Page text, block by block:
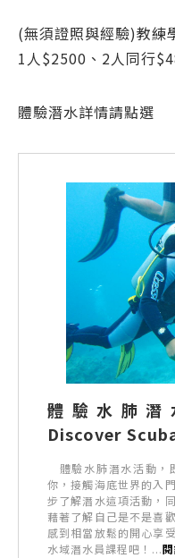
(無須證照與經驗)教練
1人$2500、2人同行
體驗潛水詳情請點選
體驗水肺潛
Discover
體驗水肺潛水活動，
你，接觸海底世界的入
步了解潛水這項活動，
藉著了解自己是不是喜
感到相當放鬆的開心享
水域潛水員課程吧！...